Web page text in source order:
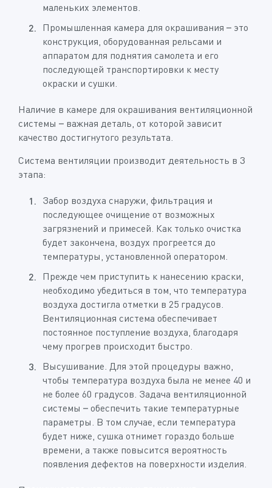
маленьких элементов.
Промышленная камера для окрашивания – это
конструкция, оборудованная рельсами и
аппаратом для поднятия самолета и его
последующей транспортировки к месту
окраски и сушки.
Наличие в камере для окрашивания вентиляционной
системы – важная деталь, от которой зависит
качество достигнутого результата.
Система вентиляции производит деятельность в 3
этапа:
Забор воздуха снаружи, фильтрация и
последующее очищение от возможных
загрязнений и примесей. Как только очистка
будет закончена, воздух прогреется до
температуры, установленной оператором.
Прежде чем приступить к нанесению краски,
необходимо убедиться в том, что температура
воздуха достигла отметки в 25 градусов.
Вентиляционная система обеспечивает
постоянное поступление воздуха, благодаря
чему прогрев происходит быстро.
Высушивание. Для этой процедуры важно,
чтобы температура воздуха была не менее 40 и
не более 60 градусов. Задача вентиляционной
системы – обеспечить такие температурные
параметры. В том случае, если температура
будет ниже, сушка отнимет гораздо больше
времени, а также повысится вероятность
появления дефектов на поверхности изделия.